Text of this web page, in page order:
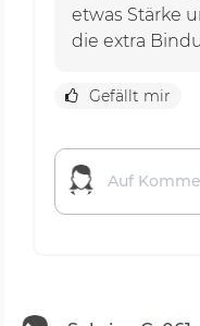
etwas Stärke
die extra
Gefällt mir